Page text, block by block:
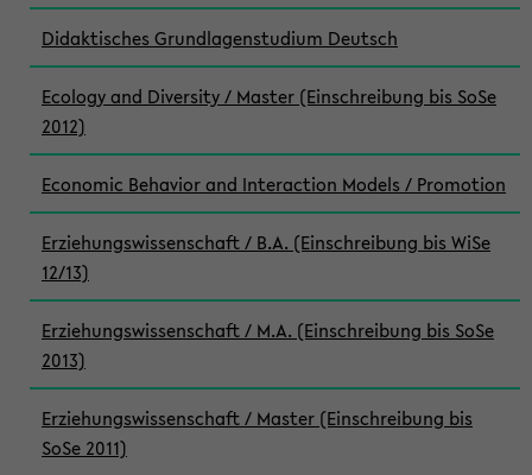
Didaktisches Grundlagenstudium Deutsch
Ecology and Diversity / Master (Einschreibung bis SoSe
2012)
Economic Behavior and Interaction Models / Promotion
Erziehungswissenschaft / B.A. (Einschreibung bis WiSe
12/13)
Erziehungswissenschaft / M.A. (Einschreibung bis SoSe
2013)
Erziehungswissenschaft / Master (Einschreibung bis
SoSe 2011)